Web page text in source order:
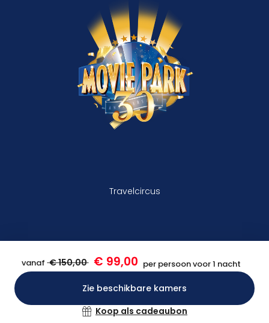
Bevestigen
vanaf € 150,00 € 99,00 per persoon voor 1 nacht
Zie beschikbare kamers
Koop als cadeaubon
Travelcircus